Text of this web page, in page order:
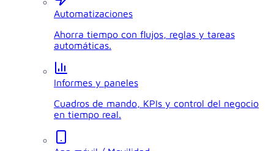
Automatizaciones
Ahorra tiempo con flujos, reglas y tareas
automáticas.
Informes y paneles
Cuadros de mando, KPIs y control del negocio
en tiempo real.